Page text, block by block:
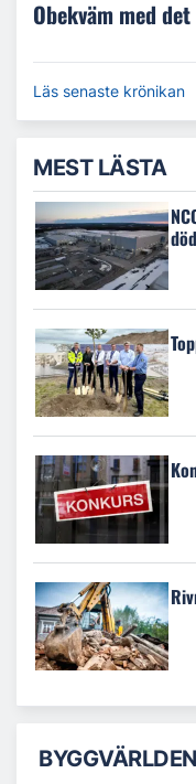
Obekväm med
Läs senaste krönikan
MEST LÄSTA